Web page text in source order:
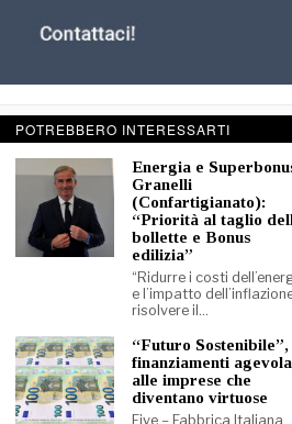
© 2026- TUTTI I
La Discussione S.r.l. – Piazza
C.F. e P. IVA
Registrazione Tribunale di Roma
La società editrice è iscritta al
POTREBBERO INTERESSARTI
Energia e
Granelli
(Confartigianato):
“Priorità al taglio
bollette e Bonus
edilizia”
“Ridurre i costi
e l’impatto
risolvere il…
“Futuro Sostenibile”,
finanziamenti
alle imprese che
diventano virtuose
Five – Fabbrica Italiana